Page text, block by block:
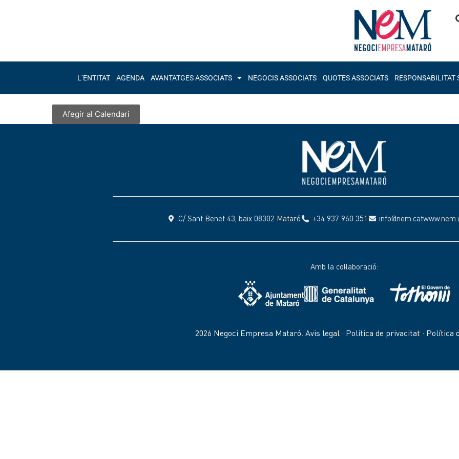
L’ENTITAT AGENDA AVANTATGES ASSOCIATS NEGOCIS ASSOCIATS QUOTES ASSOCIATS RESPONSABILITAT
Afegir al Calendari
C/ Sant Benet 43, baix 08302 Mataró +34 937 960 351 info@nem.cat
Amb la col·laboració:
2026 Negoci Empresa Mataró. Avis legal · Política de privacitat · Política